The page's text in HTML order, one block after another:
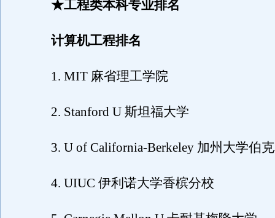
★工程类本科专业排名
计算机工程排名
1. MIT 麻省理工学院
2. Stanford U 斯坦福大学
3. U of California-Berkeley 加州大学伯
4. UIUC 伊利诺大学香槟分校